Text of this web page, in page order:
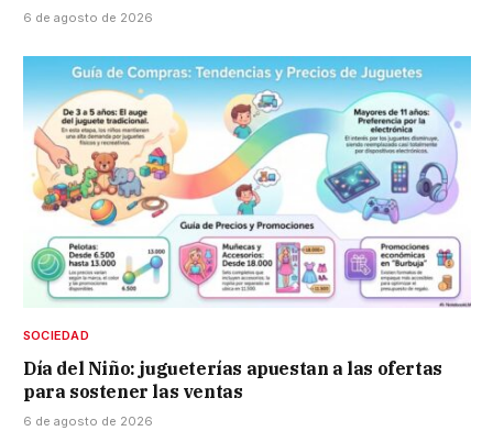
6 de agosto de 2026
SOCIEDAD
Día del Niño: jugueterías apuestan a las ofertas
para sostener las ventas
6 de agosto de 2026